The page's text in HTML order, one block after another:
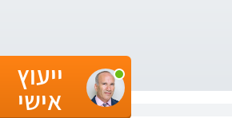
ייעוץ
אישי